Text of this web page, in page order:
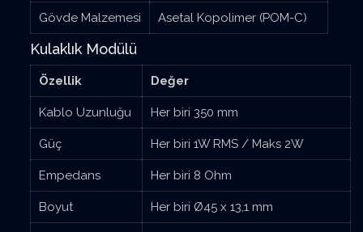
Gövde Malzemesi Asetal Kopolimer (POM-C)
Kulaklık Modülü
Özellik Değer
Kablo Uzunluğu Her biri 350 mm
Güç Her biri 1W RMS / Maks 2W
Empedans Her biri 8 Ohm
Boyut Her biri Ø45 x 13,1 mm